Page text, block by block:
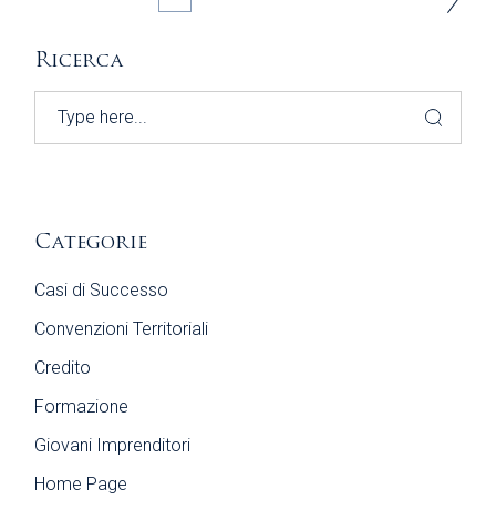
DEGLI
ARTICOLI
Ricerca
Search
Categorie
Casi di Successo
Convenzioni Territoriali
Credito
Formazione
Giovani Imprenditori
Home Page